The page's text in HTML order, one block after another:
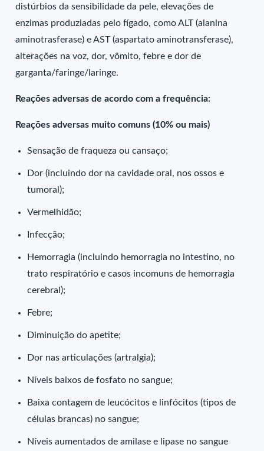
distúrbios da sensibilidade da pele, elevações de
enzimas produziadas pelo fígado, como ALT (alanina
aminotrasferase) e AST (aspartato aminotransferase),
alterações na voz, dor, vômito, febre e dor de
garganta/faringe/laringe.
Reações adversas de acordo com a frequência:
Reações adversas muito comuns (10% ou mais)
Sensação de fraqueza ou cansaço;
Dor (incluindo dor na cavidade oral, nos ossos e
tumoral);
Vermelhidão;
Infecção;
Hemorragia (incluindo hemorragia no intestino, no
trato respiratório e casos incomuns de hemorragia
cerebral);
Febre;
Diminuição do apetite;
Dor nas articulações (artralgia);
Níveis baixos de fosfato no sangue;
Baixa contagem de leucócitos e linfócitos (tipos de
células brancas) no sangue;
Níveis aumentados de amilase e lipase no sangue